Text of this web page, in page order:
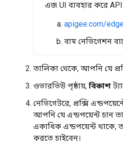
এজ UI ব্যবহার করে API
apigee.com/
বাম নেভিগেশন
তালিকা থেকে, আপনি যে
ওভারভিউ পৃষ্ঠায়, বিকাশ
নেভিগেটরে, প্রক্সি
আপনি যে এন্ডপয়েন্ট চান
একাধিক এন্ডপয়েন্ট থাকে,
করতে চাইবেন।